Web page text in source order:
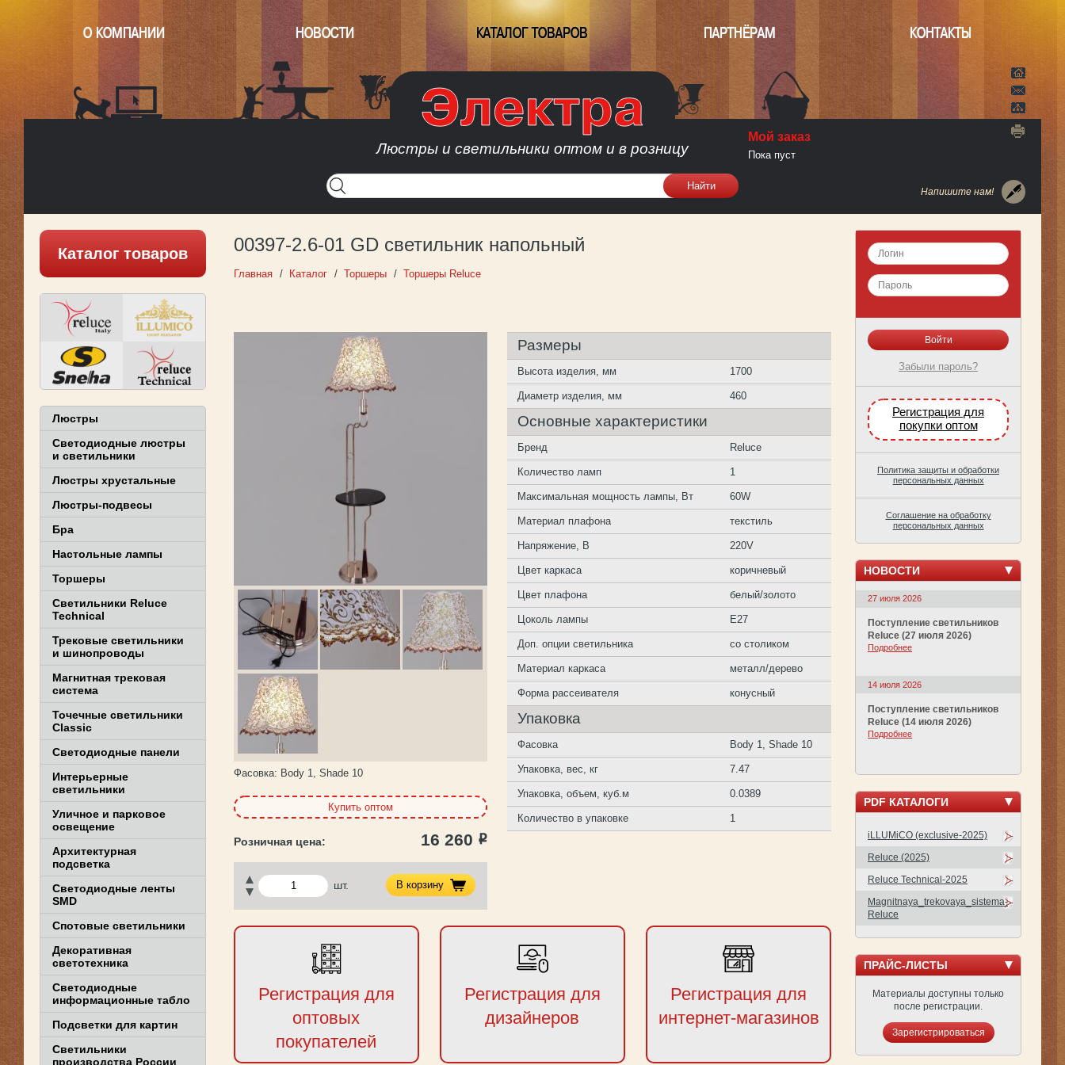
О КОМПАНИИ НОВОСТИ КАТАЛОГ ТОВАРОВ ПАРТНЁРАМ КОНТАКТЫ
Люстры и светильники оптом и в розницу
Написать нам
Карта
Напишите нам!
Мой заказ
Пока пуст
00397-2.6-01 GD светильник напольный
Главная Каталог Торшеры Торшеры Reluce
Фасовка: Body 1, Shade 10
Купить оптом
16 260 Р
шт. В корзину
Размеры
Высота изделия, мм 1700
Диаметр изделия, мм 460
Основные характеристики
Бренд Reluce
Количество ламп 1
Максимальная мощность лампы, Вт 60W
Материал плафона текстиль
Напряжение, В 220V
Цвет каркаса коричневый
Цвет плафона белый/золото
Цоколь лампы E27
Доп. опции светильника со столиком
Материал каркаса металл/дерево
Форма рассеивателя конусный
Упаковка
Фасовка Body 1, Shade 10
Упаковка, вес, кг 7.47
Упаковка, объем, куб.м 0.0389
Количество в упаковке 1
Регистрация для
оптовых
покупателей
Регистрация для
дизайнеров
Регистрация для
интернет-магазинов
Каталог товаров
Люстры
Светодиодные люстры
и светильники
Люстры хрустальные
Люстры-подвесы
Бра
Настольные лампы
Торшеры
Светильники Reluce
Technical
Трековые светильники
и шинопроводы
Магнитная трековая
система
Точечные светильники
Classic
Светодиодные панели
Интерьерные
светильники
Уличное и парковое
освещение
Архитектурная
подсветка
Светодиодные ленты
SMD
Спотовые светильники
Декоративная
светотехника
Светодиодные
информационные табло
Подсветки для картин
Светильники
производства России
Забыли пароль?
Регистрация для
покупки оптом
Политика защиты и обработки
персональных данных
Соглашение на обработку
персональных данных
НОВОСТИ
27 июля 2026
Поступление светильников
Reluce (27 июля 2026)
Подробнее
14 июля 2026
Поступление светильников
Reluce (14 июля 2026)
Подробнее
PDF КАТАЛОГИ
iLLUMiCO (exclusive-2025)
Reluce (2025)
Reluce Technical-2025
Magnitnaya_trekovaya_sistema-
Reluce
ПРАЙС-ЛИСТЫ
Материалы доступны только
после регистрации.
Зарегистрироваться